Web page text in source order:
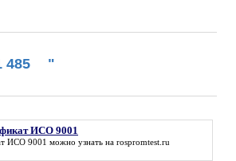
485
Следующие
"
ИСО 9001
ИСО 9001 можно узнать на rospromtest.ru